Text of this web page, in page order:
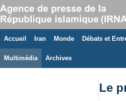
Accueil Iran Monde Débats et
Multimédia Archives
Le